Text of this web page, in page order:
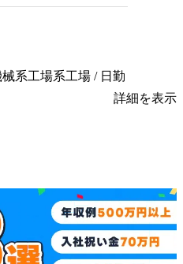
系工場系工場 / 日勤
詳細を表示